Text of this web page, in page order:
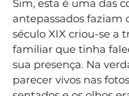
Sim, esta é uma das
antepassados faziam
século XIX criou-se a
familiar que tinha
sua presença. Na
parecer vivos nas